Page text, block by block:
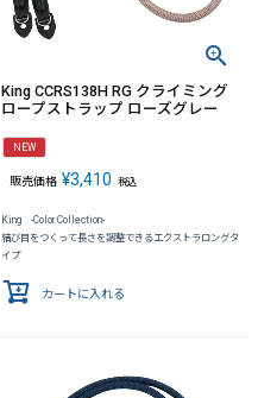
King CCRS138H RG クライミング
ロープストラップ ローズグレー
NEW
販売価格 ¥3,410 税込
King -Color Collection-
結び目をつくって長さを調整できるエクストラロングタ
イプ
カートに入れる